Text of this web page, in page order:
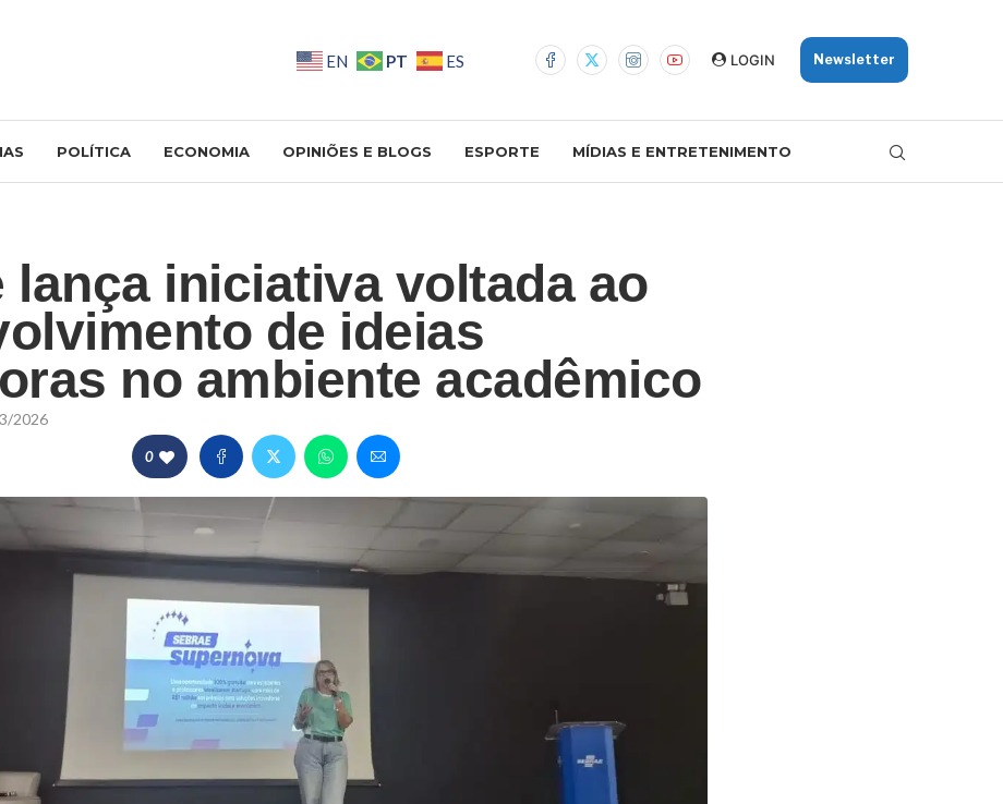
EN PT ES LOGIN Newsletter
POLÍTICA ECONOMIA OPINIÕES E BLOGS ESPORTE MÍDIAS E ENTRETENIMENTO
lança iniciativa voltada ao
de ideias
no ambiente acadêmico
2026
0